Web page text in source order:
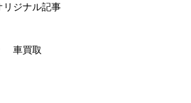
リジナル記事
車買取